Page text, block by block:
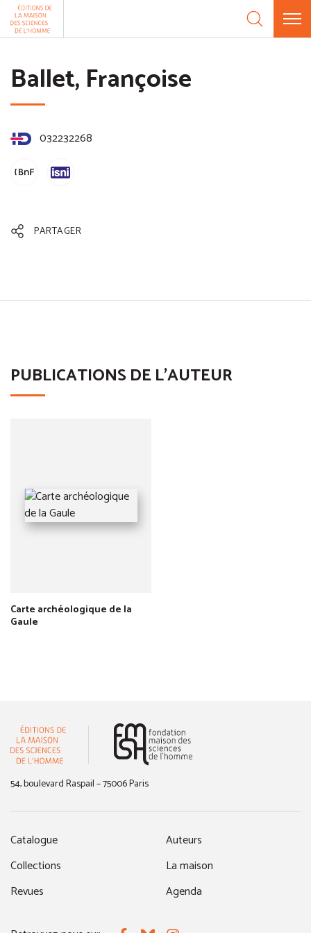
Aller au contenu
Ballet, Françoise
032232268
PARTAGER
PUBLICATIONS DE L'AUTEUR
Carte archéologique de la
Gaule
54, boulevard Raspail – 75006 Paris
Catalogue
Collections
Revues
Auteurs
La maison
Agenda
Panneau de gestion des cookies